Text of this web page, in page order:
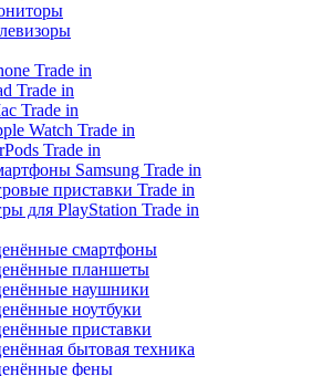
Trade in
Trade in
Trade in
Watch Trade in
Trade in
Samsung Trade in
приставки Trade in
для PlayStation Trade in
смартфоны
планшеты
наушники
ноутбуки
приставки
бытовая техника
фены